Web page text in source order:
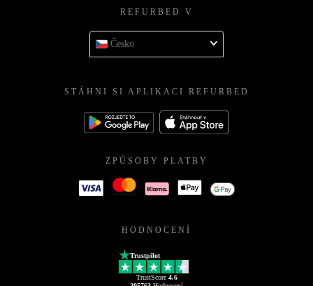
REFURBED V
Česko
STÁHNI SI APLIKACI REFURBED
ZPŮSOBY PLATBY
HODNOCENÍ
Trustpilot
TrustScore 4.6